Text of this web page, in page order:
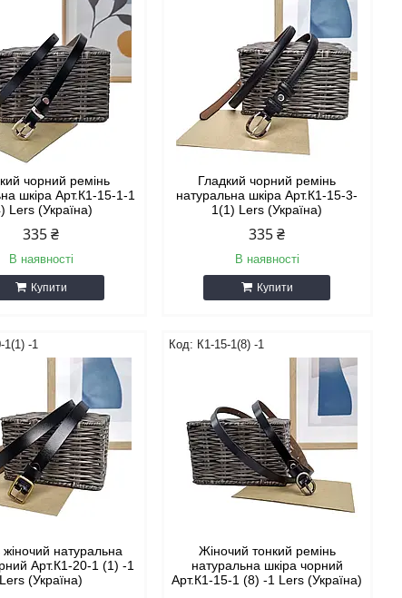
чорний ремінь
шкіра Арт.К1-15-1-1
Lers (Україна)
335 ₴
В наявності
Купити
Гладкий чорний ремінь
натуральна шкіра Арт.К1-15-3-
1(1) Lers (Україна)
335 ₴
В наявності
Купити
1(1) -1
жіночий натуральна
Арт.К1-20-1 (1) -1
Lers (Україна)
К1-15-1(8) -1
Жіночий тонкий ремінь
натуральна шкіра чорний
Арт.К1-15-1 (8) -1 Lers (Україна)